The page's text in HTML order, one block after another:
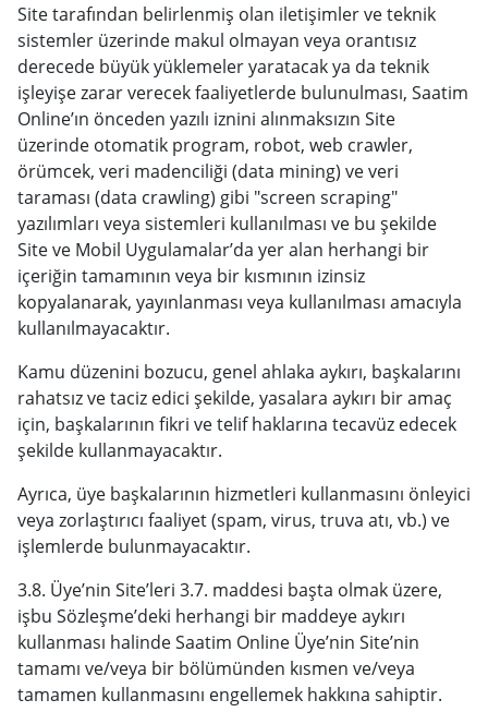
Site tarafından belirlenmiş olan iletişimler ve teknik
sistemler üzerinde makul olmayan veya orantısız
derecede büyük yüklemeler yaratacak ya da teknik
işleyişe zarar verecek faaliyetlerde bulunulması, Saatim
Online’ın önceden yazılı iznini alınmaksızın Site
üzerinde otomatik program, robot, web crawler,
örümcek, veri madenciliği (data mining) ve veri
taraması (data crawling) gibi "screen scraping"
yazılımları veya sistemleri kullanılması ve bu şekilde
Site ve Mobil Uygulamalar’da yer alan herhangi bir
içeriğin tamamının veya bir kısmının izinsiz
kopyalanarak, yayınlanması veya kullanılması amacıyla
kullanılmayacaktır.
Kamu düzenini bozucu, genel ahlaka aykırı, başkalarını
rahatsız ve taciz edici şekilde, yasalara aykırı bir amaç
için, başkalarının fikri ve telif haklarına tecavüz edecek
şekilde kullanmayacaktır.
Ayrıca, üye başkalarının hizmetleri kullanmasını önleyici
veya zorlaştırıcı faaliyet (spam, virus, truva atı, vb.) ve
işlemlerde bulunmayacaktır.
3.8. Üye’nin Site’leri 3.7. maddesi başta olmak üzere,
işbu Sözleşme’deki herhangi bir maddeye aykırı
kullanması halinde Saatim Online Üye’nin Site’nin
tamamı ve/veya bir bölümünden kısmen ve/veya
tamamen kullanmasını engellemek hakkına sahiptir.